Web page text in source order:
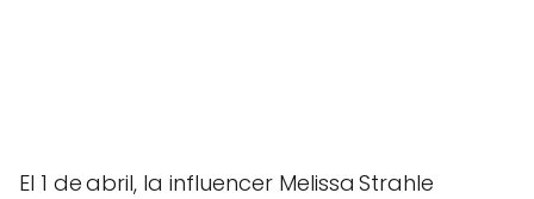
El 1 de abril, la influencer Melissa Strahle